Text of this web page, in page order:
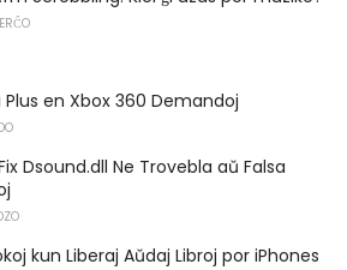
Plus en Xbox 360 Demandoj
Dsound.dll Ne Trovebla aŭ Falsa
kun Liberaj Aŭdaj Libroj por iPhones